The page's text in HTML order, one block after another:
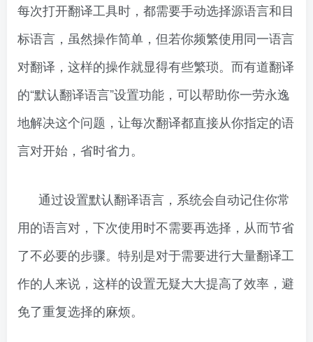
每次打开翻译工具时，都需要手动选择源语言和目
标语言，虽然操作简单，但若你频繁使用同一语言
对翻译，这样的操作就显得有些繁琐。而有道翻译
的“默认翻译语言”设置功能，可以帮助你一劳永逸
地解决这个问题，让每次翻译都直接从你指定的语
言对开始，省时省力。
通过设置默认翻译语言，系统会自动记住你常
用的语言对，下次使用时不需要再选择，从而节省
了不必要的步骤。特别是对于需要进行大量翻译工
作的人来说，这样的设置无疑大大提高了效率，避
免了重复选择的麻烦。